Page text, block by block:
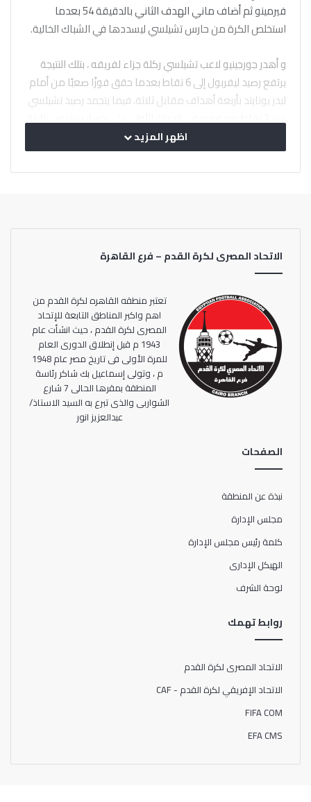
فيرمينو ثم أضاف ماني الهدف الثاني بالدقيقة 54 بعدما
استخلص الكرة من حارس تشيلسي ليسددها في الشباك الخالية.
و أهدر جورجينيو لاعب تشيلسي ركلة جزاء لفريقه ، بتلك النتيجة
يرتفع رصيد ليفربول إلى 6 نقاط بعدما حقق فوزًا صعبًا من أمام
ليدز يونايتد بأربعة أهداف مقابل ثلاثة، فيما يتجمد رصيد تشيلسي
عند 3 نقاط بعد فوزه في الجولة الأولى على حساب برايتون بثلاثة
أهداف مقابل هدف في المقابل.
اظهر المزيد
الاتحاد المصرى لكرة القدم – فرع القاهرة
تعتبر منطقه القاهره لكرة القدم من
اهم واكبر المناطق التابعة للإتحاد
المصرى لكرة القدم ، حيث انشأت عام
1943 م قبل إنطلاق الدورى العام
للمرة الأولى فى تاريخ مصر عام 1948
م ، وتولى إسماعيل بك شاكر رئاسة
المنطقة بمقرها الحالى 7 شارع
الشواربى والذى تبرع به السيد الاستاذ/
عبدالعزيز انور
الصفحات
نبذة عن المنطقة
مجلس الإدارة
كلمة رئيس مجلس الإدارة
الهيكل الإدارى
لوحة الشرف
روابط تهمك
الاتحاد المصرى لكرة القدم
الاتحاد الإفريقي لكرة القدم - CAF
FIFA COM
EFA CMS